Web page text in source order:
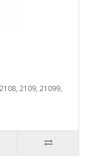
2109, 21099,